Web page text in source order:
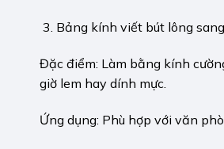
Bảng kính viết bút lông
Đặc điểm: Làm bằng kính
giờ lem hay dính mực.
Ứng dụng: Phù hợp với văn